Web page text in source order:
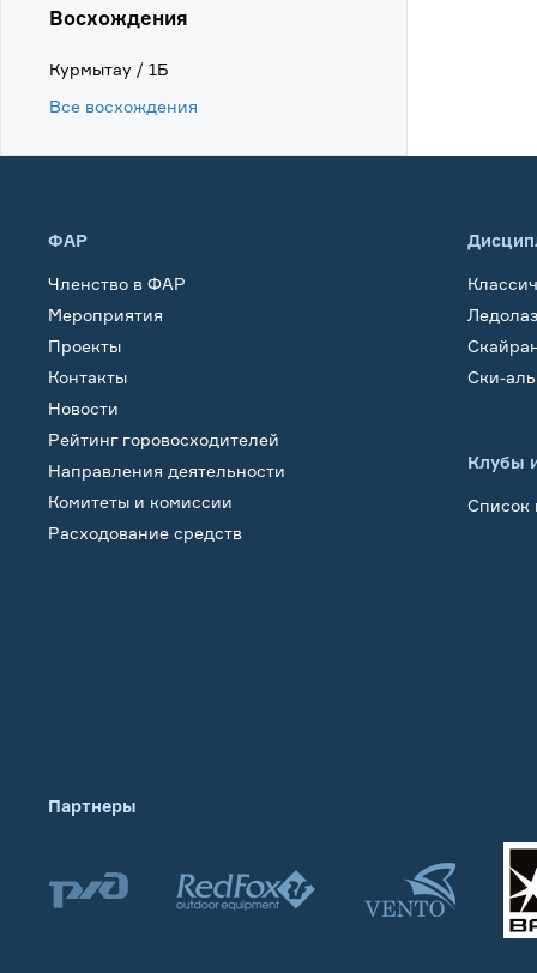
Восхождения
Курмытау / 1Б
Все восхождения
ФАР
Членство в ФАР
Мероприятия
Проекты
Контакты
Новости
Рейтинг горовосходителей
Направления деятельности
Комитеты и комиссии
Расходование средств
Ски-
Клубы
Список
Партнеры